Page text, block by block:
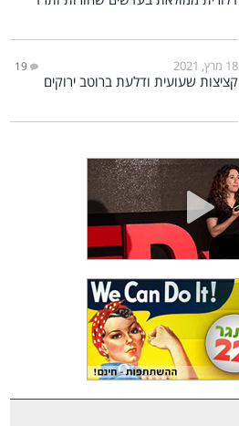
18 מרץ, 2021 19
קציצות שעועית ודלעת ברוטב ירוקים